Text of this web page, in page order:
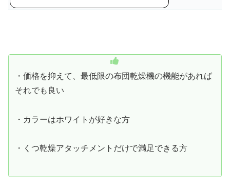
・価格を抑えて、最低限の布団乾燥機の機能があれば
それでも良い
・カラーはホワイトが好きな方
・くつ乾燥アタッチメントだけで満足できる方